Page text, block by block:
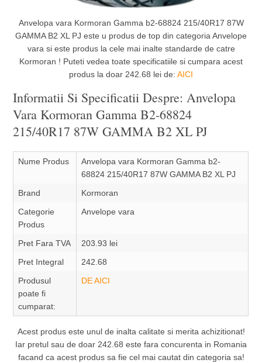
Anvelopa vara Kormoran Gamma b2-68824 215/40R17 87W
GAMMA B2 XL PJ este u produs de top din categoria Anvelope
vara si este produs la cele mai inalte standarde de catre
Kormoran ! Puteti vedea toate specificatiile si cumpara acest
produs la doar 242.68 lei de: AICI
Informatii Si Specificatii Despre: Anvelopa
Vara Kormoran Gamma B2-68824
215/40R17 87W GAMMA B2 XL PJ
Nume Produs
Anvelopa vara Kormoran Gamma b2-
68824 215/40R17 87W GAMMA B2 XL PJ
Brand
Kormoran
Categorie
Produs
Anvelope vara
Pret Fara TVA
203.93 lei
Pret Integral
242.68
Produsul
poate fi
cumparat:
DE AICI
Acest produs este unul de inalta calitate si merita achizitionat!
Iar pretul sau de doar 242.68 este fara concurenta in Romania
facand ca acest produs sa fie cel mai cautat din categoria sa!